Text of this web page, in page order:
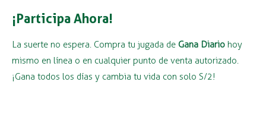
¡Participa Ahora!
La suerte no espera. Compra tu jugada de Gana Diario hoy
mismo en línea o en cualquier punto de venta autorizado.
¡Gana todos los días y cambia tu vida con solo S/2!